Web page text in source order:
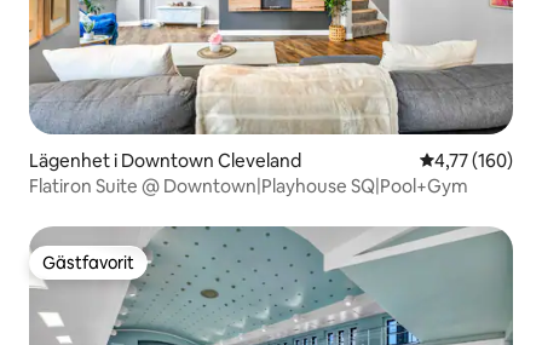
Lägenhet i Downtown Cleveland 4,77 av 5 i
4,77 (160)
Flatiron Suite @ Downtown|Playhouse SQ|Pool+Gym
Gästfavorit
Gästfavorit